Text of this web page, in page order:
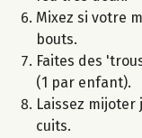
Mixez si votre
bouts.
Faites des
(1 par enfant).
Laissez
cuits.